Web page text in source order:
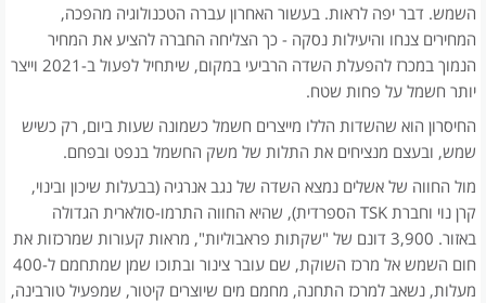
השמש. דבר יפה לראות. בעשור האחרון עברה הטכנולוגיה מהפכה,
המחירים צנחו והיעילות נסקה - כך הצליחה החברה להציע את המחיר
הנמוך במכרז להפעלת השדה הרביעי במקום, שיתחיל לפעול ב-2021 וייצר
יותר חשמל על פחות שטח.
החיסרון הוא שהשדות הללו מייצרים חשמל כשמונה שעות ביום, רק כשיש
שמש, ובעצם מנציחים את התלות של משק החשמל בנפט ובפחם.
מול החווה של אשלים נמצא השדה של נגב אנרגיה (בבעלות שיכון ובינוי,
קרן נוי וחברת TSK הספרדית), שהיא החווה התרמו-סולארית הגדולה
באזור. 3,900 דונם של "שקתות פראבוליות", מראות קעורות שמרכזות את
חום השמש אל מרכז השוקת, שם עובר צינור ובתוכו שמן שמתחמם ל-400
מעלות, נשאב למרכז התחנה, מחמם מים שיוצרים קיטור, שמפעיל טורבינה,